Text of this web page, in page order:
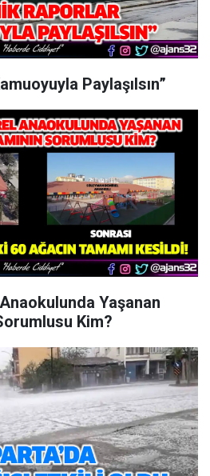
Paylaşılsın”
Yaşanan
Kim?